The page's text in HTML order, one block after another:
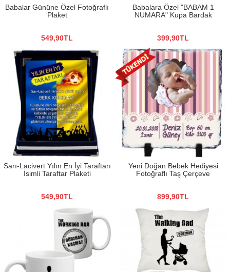
Babalar Gününe Özel Fotoğraflı
Plaket
549,90TL
Babalara Özel "BABAM 1
NUMARA" Kupa Bardak
399,90TL
Sarı-Lacivert Yılın En İyi Taraftarı
İsimli Taraftar Plaketi
549,90TL
Yeni Doğan Bebek Hediyesi
Fotoğraflı Taş Çerçeve
899,90TL